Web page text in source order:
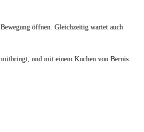
öffnen. Gleichzeitig wartet auch
und mit einem Kuchen von Bernis